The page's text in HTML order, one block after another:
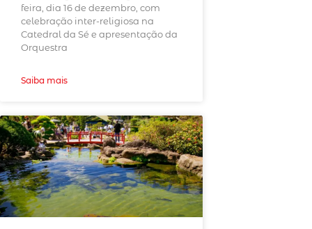
feira, dia 16 de dezembro, com
celebração inter-religiosa na
Catedral da Sé e apresentação da
Orquestra
Saiba mais